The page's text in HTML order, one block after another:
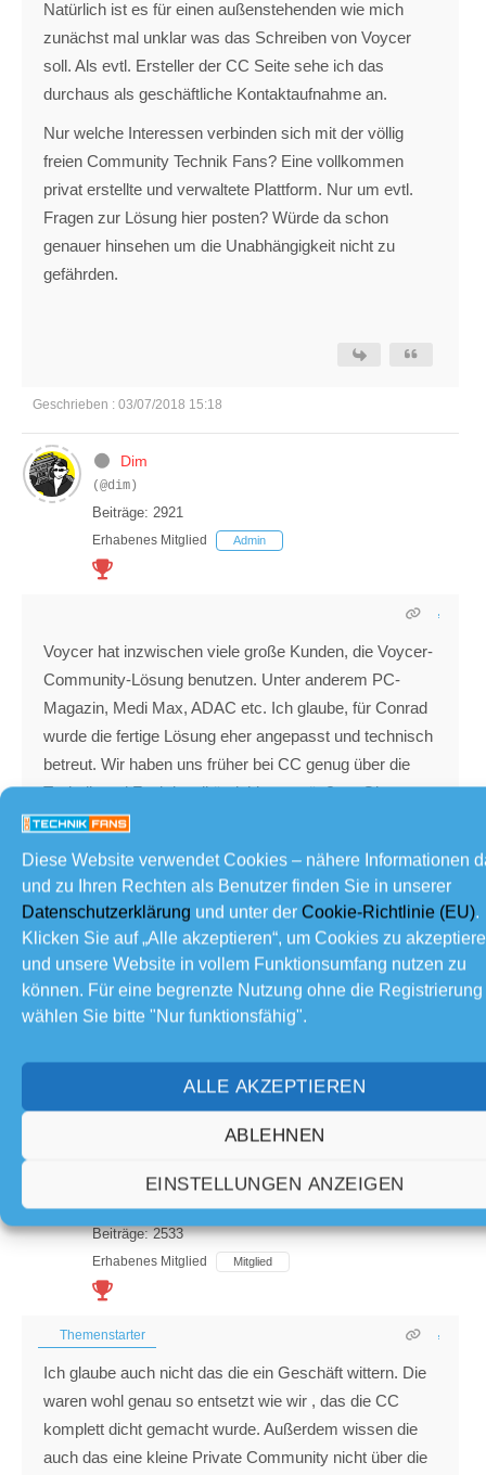
Diese Website verwendet Cookies – nähere Informationen
und zu Ihren Rechten als Benutzer finden Sie in unserer
Datenschutzerklärung und unter der Cookie-Richtlinie (EU).
Klicken Sie auf „Alle akzeptieren“, um Cookies zu
und unsere Website in vollem Funktionsumfang nutzen zu
können. Für eine begrenzte Nutzung ohne die Registrierung
wählen Sie bitte "Nur funktionsfähig".
ALLE AKZEPTIEREN
ABLEHNEN
EINSTELLUNGEN ANZEIGEN
Natürlich ist es für einen außenstehenden wie mich
zunächst mal unklar was das Schreiben von Voycer
soll. Als evtl. Ersteller der CC Seite sehe ich das
durchaus als geschäftliche Kontaktaufnahme an.
Nur welche Interessen verbinden sich mit der völlig
freien Community Technik Fans? Eine vollkommen
privat erstellte und verwaltete Plattform. Nur um evtl.
Fragen zur Lösung hier posten? Würde da schon
genauer hinsehen um die Unabhängigkeit nicht zu
gefährden.
Geschrieben : 03/07/2018 15:18
Dim
(@dim)
Beiträge: 2921
Erhabenes Mitglied Admin
Voycer hat inzwischen viele große Kunden, die Voycer-
Community-Lösung benutzen. Unter anderem PC-
Magazin, Medi Max, ADAC etc. Ich glaube, für Conrad
wurde die fertige Lösung eher angepasst und technisch
betreut. Wir haben uns früher bei CC genug über die
Technik und Funktionalität dahinter geäußert. Ob
Voycer das alles mitbekommen hat, ist eine andere
Frage. Auf jeden Fall sind wir erfahren genug, um denen
Vorschläge zu machen. Und das wollen sie sicherlich
nutzen. Leider gibt CC nicht mehr, sodass man sich
nicht direkt auf alle Vorschläge von früher erinnern
kann.
Wlanman (NICHT AKTIV)
(@wlanman-nicht-aktiv)
Beiträge: 2533
Erhabenes Mitglied Mitglied
Themenstarter
Ich glaube auch nicht das die ein Geschäft wittern. Die
waren wohl genau so entsetzt wie wir , das die CC
komplett dicht gemacht wurde. Außerdem wissen die
auch das eine kleine Private Community nicht über die